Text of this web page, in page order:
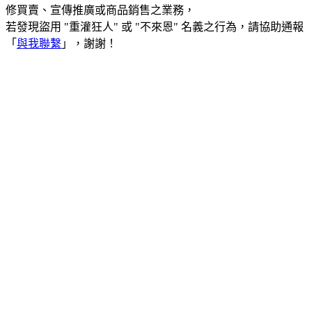
修買賣、宣傳推廣或商品銷售之業務，
若發現盜用 "重灌狂人" 或 "不來恩" 名義之行為，請協助通報
「 與我聯繫 」，謝謝！